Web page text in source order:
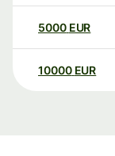
5000 EUR
10000 EUR